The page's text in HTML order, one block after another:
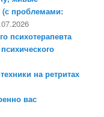
проблемами:
психотерапевта
на ретритах
вас